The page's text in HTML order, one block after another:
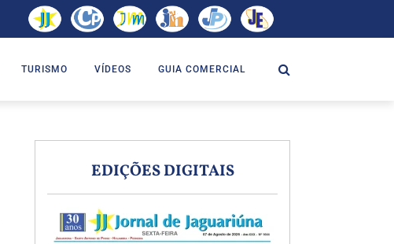
TURISMO VÍDEOS GUIA COMERCIAL
EDIÇÕES DIGITAIS